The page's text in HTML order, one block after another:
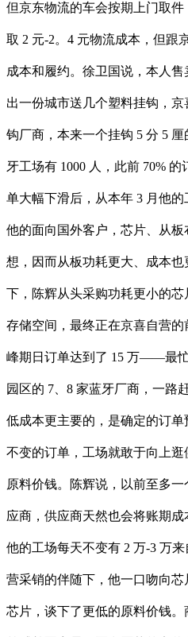
但京东物流的车会按期上门取
取 2 元-2。4 元物流成本，但跟
成本和履约。徐卫国说，本人
出一份城市送几个塑料挂钩，
钩厂商，本来一个挂钩 5 分 5
牙工场有 1000 人，此前 70%
单大幅下滑后，从本年 3 月他
他的面向国外客户，芯片、从
想，因而从板功耗更大、成本
下，陈辉从头采购功耗更小的
存储空间，最终正在京喜自营
峰期日订单达到了 15 万——最
园区的 7、8 家蓝牙厂商，一路
低成本更主要的，是确定的订
不变的订单，工场就敢于向上
原料价钱。陈辉说，以前至多
应商，供应商天然也会将账期成
他的工场每天不变有 2 万-3 万
营采销的伴随下，他一口吻向
芯片，谈下了更低的原料价钱